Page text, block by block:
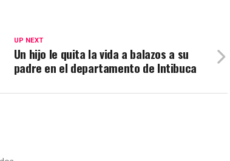
UP NEXT
Un hijo le quita la vida a balazos a su
padre en el departamento de Intibuca